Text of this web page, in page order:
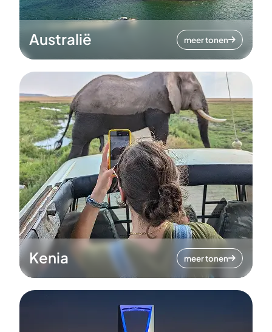
Australië meer tonen
Kenia meer tonen